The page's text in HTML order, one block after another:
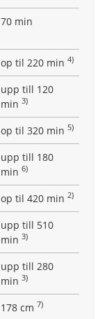
70 min
op til 220 min 4)
upp till 120
min 3)
op til 320 min 5)
upp till 180
min 6)
op til 420 min 2)
upp till 510
min 3)
upp till 280
min 3)
178 cm 7)